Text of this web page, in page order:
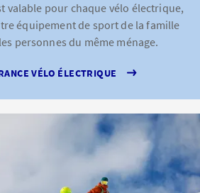
valable pour chaque vélo électrique,
équipement de sport de la famille
personnes du même ménage.
VÉLO ÉLECTRIQUE